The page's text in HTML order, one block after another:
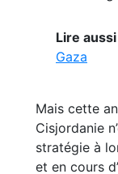
Lire aussi
Gaza
Mais cette
Cisjordanie
stratégie à
et en cours